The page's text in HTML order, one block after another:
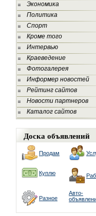
Экономика
Политика
Спорт
Кроме того
Интервью
Краеведение
Фотогалерея
Информер новостей
Рейтинг сайтов
Новости партнеров
Каталог сайтов
Доска объявлений
Продам
Куплю
Разное
Авто-